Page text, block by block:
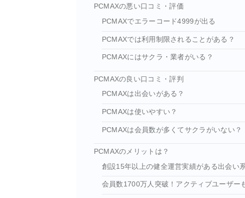
PCMAXの悪い口コミ・評価
PCMAXでエラーコード4999が出る
PCMAXでは利用制限されることがある？
PCMAXにはサクラ・業者がいる？
PCMAXの良い口コミ・評判
PCMAXは出会いがある？
PCMAXは使いやすい？
PCMAXは会員数が多くてサクラがいない？
PCMAXのメリットは？
創設15年以上の健全運営実績がある出会い
会員数1700万人突破！アクティブユーザー